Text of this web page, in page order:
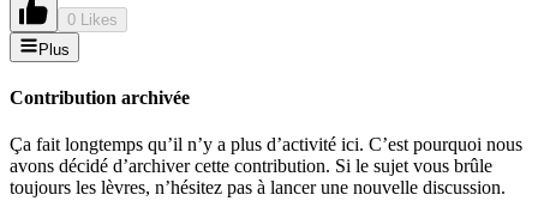
0 Likes
Plus
Contribution archivée
Ça fait longtemps qu’il n’y a plus d’activité ici. C’est pourquoi nous
avons décidé d’archiver cette contribution. Si le sujet vous brûle
toujours les lèvres, n’hésitez pas à lancer une nouvelle discussion.